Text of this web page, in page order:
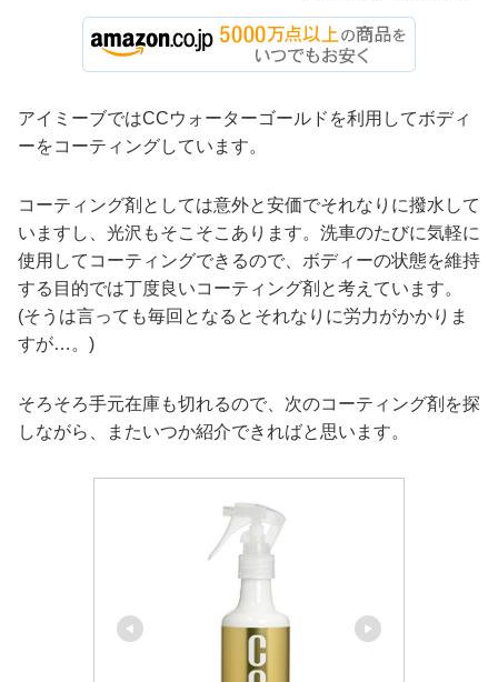
アイミーブではCCウォーターゴールドを利用してボディ
ーをコーティングしています。
コーティング剤としては意外と安価でそれなりに撥水して
いますし、光沢もそこそこあります。洗車のたびに気軽に
使用してコーティングできるので、ボディーの状態を維持
する目的では丁度良いコーティング剤と考えています。
(そうは言っても毎回となるとそれなりに労力がかかりま
すが…。)
そろそろ手元在庫も切れるので、次のコーティング剤を探
しながら、またいつか紹介できればと思います。